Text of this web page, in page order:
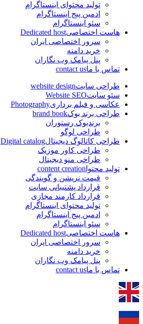
تولید محتوای اینستاگرام
ادمین پیج اینستاگرام
سئو اینستاگرام
هاست اختصاصیDedicated host
سرور اختصاصی ایران
خرید دامنه
پنل پیامک وب نگاران
تماس با ماcontact us
طراحی سایتwebsite design
سئو سایتWebsite SEO
عکاسی و فیلم برداریPhotography
طراحی برند بوکbrand book
برندبوک رستوران
طراحی لوگو
طراحی کاتالوگ دیجیتالDigital catalog
طراحی کاور موزیک
طراحی منو دیجیتال
تولید محتوا content creation
قیمت نریشن و گویندگی
قرارداد پشتیبانی سایت
قرارداد کارمند مجازی
تولید محتوای اینستاگرام
ادمین پیج اینستاگرام
سئو اینستاگرام
هاست اختصاصیDedicated host
سرور اختصاصی ایران
خرید دامنه
پنل پیامک وب نگاران
تماس با ماcontact us